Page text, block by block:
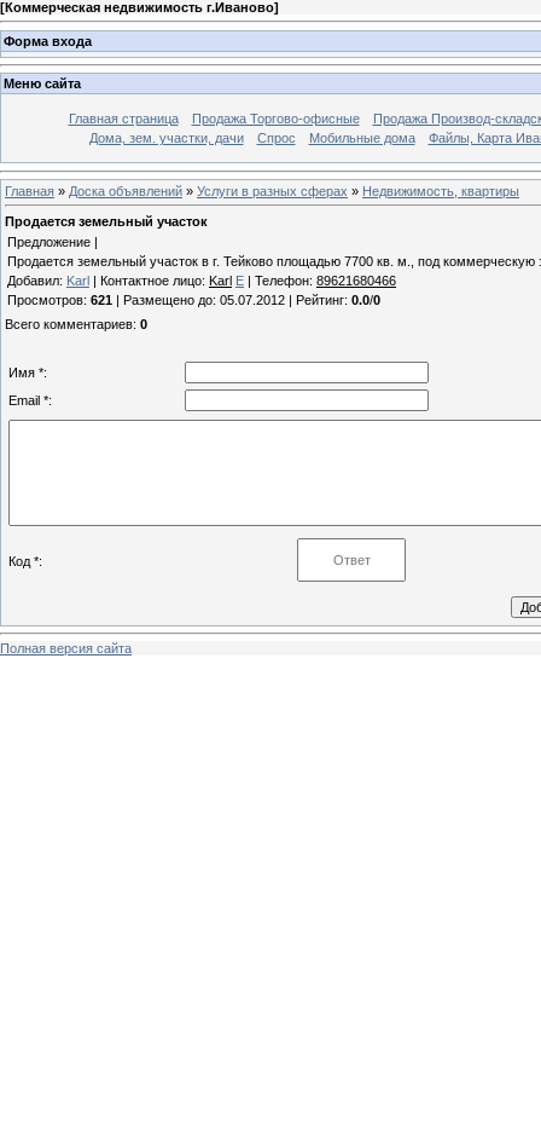
[Коммерческая недвижимость г.Иваново]
Форма входа
Меню сайта
Главная страница Продажа Торгово-офисные
Продажа Производ-
Дома, зем. участки, дачи
Спрос Мобильные дома Файлы, Карта
Главная » Доска объявлений » Услуги в разных сферах » Недвижимость, квартиры
Продается земельный участок
Предложение |
Продается земельный участок в г. Тейково площадью 7700 кв. м., под
Добавил: Karl | Контактное лицо: Karl E | Телефон: 89621680466
Просмотров: 621 | Размещено до: 05.07.2012 | Рейтинг: 0.0/0
Всего комментариев: 0
Имя *:
Email *:
Код *:
Полная версия сайта